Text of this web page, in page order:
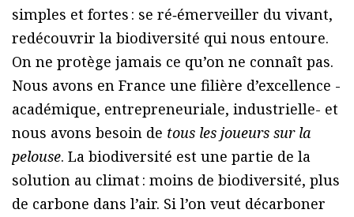
simples et fortes : se ré‑émerveiller du vivant,
redécouvrir la biodiversité qui nous entoure.
On ne protège jamais ce qu’on ne connaît pas.
Nous avons en France une filière d’excellence -
académique, entrepreneuriale, industrielle- et
nous avons besoin de tous les joueurs sur la
pelouse. La biodiversité est une partie de la
solution au climat : moins de biodiversité, plus
de carbone dans l’air. Si l’on veut décarboner